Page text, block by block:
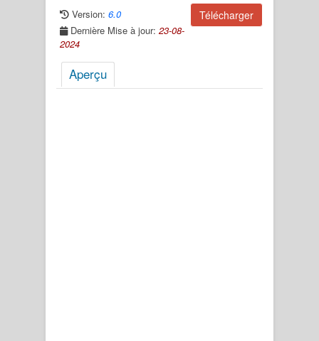
Télécharger
Version: 6.0
Dernière Mise à jour: 23-08-
2024
Aperçu